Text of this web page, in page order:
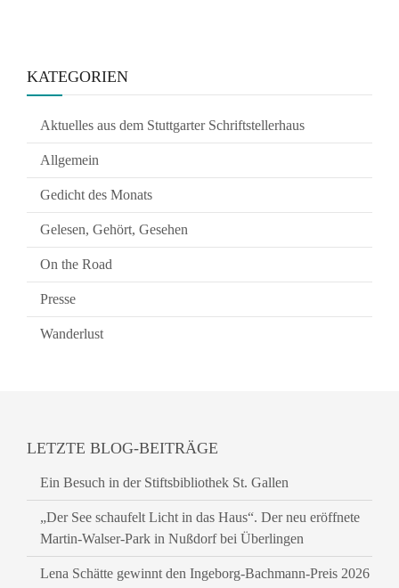
KATEGORIEN
Aktuelles aus dem Stuttgarter Schriftstellerhaus
Allgemein
Gedicht des Monats
Gelesen, Gehört, Gesehen
On the Road
Presse
Wanderlust
LETZTE BLOG-BEITRÄGE
Ein Besuch in der Stiftsbibliothek St. Gallen
„Der See schaufelt Licht in das Haus“. Der neu eröffnete
Martin-Walser-Park in Nußdorf bei Überlingen
Lena Schätte gewinnt den Ingeborg-Bachmann-Preis 2026